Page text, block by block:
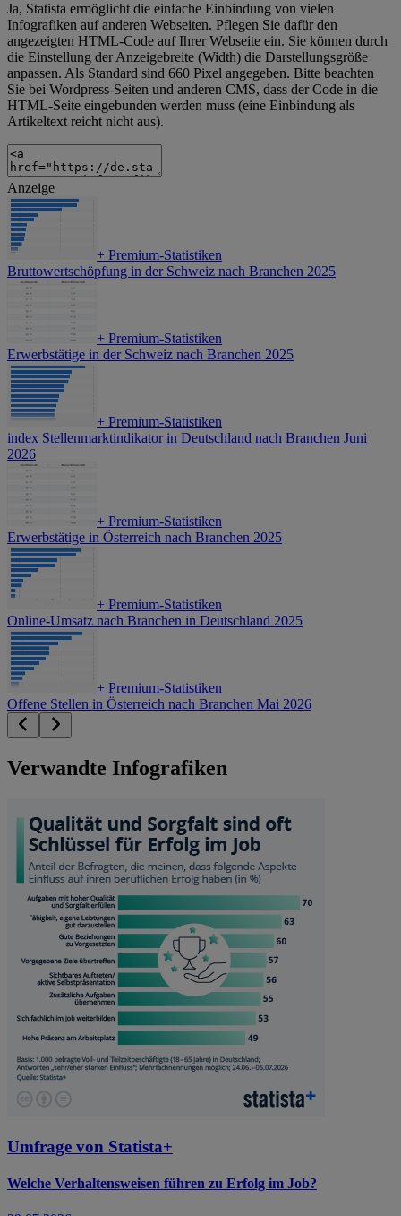
Ja, Statista ermöglicht die einfache Einbindung von vielen
Infografiken auf anderen Webseiten. Pflegen Sie dafür den
angezeigten HTML-Code auf Ihrer Webseite ein. Sie können durch
die Einstellung der Anzeigebreite (Width) die Darstellungsgröße
anpassen. Als Standard sind 660 Pixel angegeben. Bitte beachten
Sie bei Wordpress-Seiten und anderen CMS, dass der Code in die
HTML-Seite eingebunden werden muss (eine Einbindung als
Artikeltext reicht nicht aus).
Anzeige
+ Premium-Statistiken
Bruttowertschöpfung in der Schweiz nach Branchen 2025
+ Premium-Statistiken
Erwerbstätige in der Schweiz nach Branchen 2025
+ Premium-Statistiken
index Stellenmarktindikator in Deutschland nach Branchen Juni
2026
+ Premium-Statistiken
Erwerbstätige in Österreich nach Branchen 2025
+ Premium-Statistiken
Online-Umsatz nach Branchen in Deutschland 2025
+ Premium-Statistiken
Offene Stellen in Österreich nach Branchen Mai 2026
Verwandte Infografiken
Umfrage von Statista+
Welche Verhaltensweisen führen zu Erfolg im Job?